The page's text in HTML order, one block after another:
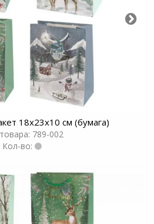
18х23х10 см (бумага)
789-002
Кол-во: